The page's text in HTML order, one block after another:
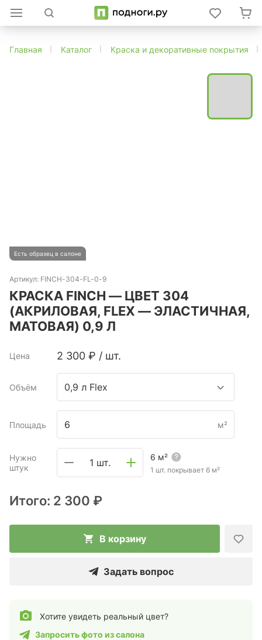
Главная Каталог Краска и декоративные покрытия
Есть образец в салоне
Артикул: FINCH-304-FL-0-9
КРАСКА FINCH — ЦВЕТ 304
(АКРИЛОВАЯ, FLEX — ЭЛАСТИЧНАЯ,
МАТОВАЯ) 0,9 Л
Цена 2 300 ₽ / шт.
Объём 0,9 л Flex
Площадь м²
Нужно
штук
1 шт. 6 м²
1 шт. покрывает 6 м²
Итого: 2 300 ₽
В корзину
Задать вопрос
Хотите увидеть реальный цвет?
Запросить фото из салона